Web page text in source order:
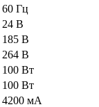
60 Гц
24 В
185 В
264 В
100 Вт
100 Вт
4200 мА